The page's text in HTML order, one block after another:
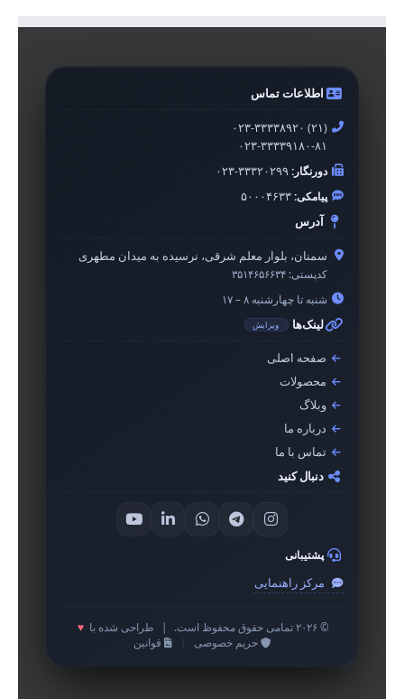
اطلاعات تماس
۰۲۳-۳۳۳۳۸۹۲۰ (۲۱)
۰۲۳-۳۳۳۳۹۱۸۰-۸۱
دورنگار:۰۲۳-۳۳۳۲۰۲۹۹
پیامکی:۵۰۰۰۴۶۳۳
آدرس
سمنان، بلوار معلم شرقی، نرسیده به میدان مطهری
کدپستی: ۳۵۱۴۶۵۶۶۳۴
شنبه تا چهارشنبه ۸ – ۱۷
لینک‌ها ویرایش
صفحه اصلی
محصولات
وبلاگ
درباره ما
تماس با ما
دنبال کنید
پشتیبانی
مرکز راهنمایی
© ۲۰۲۶ تمامی حقوق محفوظ است. طراحی شده با ♥
حریم خصوصی
قوانین